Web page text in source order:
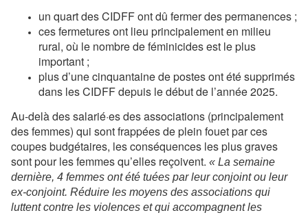
un quart des CIDFF ont dû fermer des permanences ;
ces fermetures ont lieu principalement en milieu
rural, où le nombre de féminicides est le plus
important ;
plus d’une cinquantaine de postes ont été supprimés
dans les CIDFF depuis le début de l’année 2025.
Au-delà des salarié·es des associations (principalement
des femmes) qui sont frappées de plein fouet par ces
coupes budgétaires, les conséquences les plus graves
sont pour les femmes qu’elles reçoivent. « La semaine
dernière, 4 femmes ont été tuées par leur conjoint ou leur
ex-conjoint. Réduire les moyens des associations qui
luttent contre les violences et qui accompagnent les